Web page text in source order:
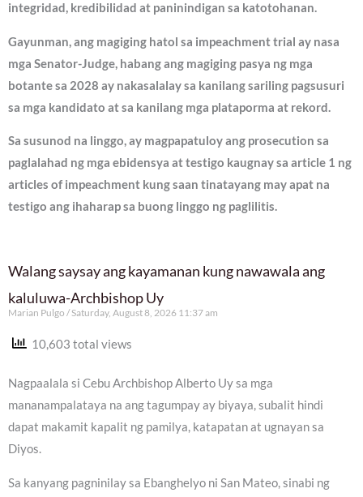
integridad, kredibilidad at paninindigan sa katotohanan.
Gayunman, ang magiging hatol sa impeachment trial ay nasa
mga Senator-Judge, habang ang magiging pasya ng mga
botante sa 2028 ay nakasalalay sa kanilang sariling pagsusuri
sa mga kandidato at sa kanilang mga plataporma at rekord.
Sa susunod na linggo, ay magpapatuloy ang prosecution sa
paglalahad ng mga ebidensya at testigo kaugnay sa article 1 ng
articles of impeachment kung saan tinatayang may apat na
testigo ang ihaharap sa buong linggo ng paglilitis.
Walang saysay ang kayamanan kung nawawala ang
kaluluwa-Archbishop Uy
Marian Pulgo Saturday, August 8, 2026 11:37 am
10,603 total views
Nagpaalala si Cebu Archbishop Alberto Uy sa mga
mananampalataya na ang tagumpay ay biyaya, subalit hindi
dapat makamit kapalit ng pamilya, katapatan at ugnayan sa
Diyos.
Sa kanyang pagninilay sa Ebanghelyo ni San Mateo, sinabi ng